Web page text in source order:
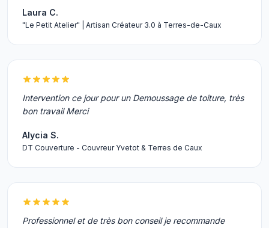
Laura C.
"Le Petit Atelier" | Artisan Créateur 3.0 à Terres-de-Caux
Intervention ce jour pour un Demoussage de toiture, très
bon travail Merci
Alycia S.
DT Couverture - Couvreur Yvetot & Terres de Caux
Professionnel et de très bon conseil je recommande